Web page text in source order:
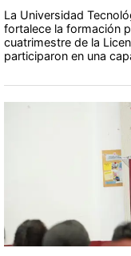
La Universidad
fortalece la formación
cuatrimestre de la
participaron en una